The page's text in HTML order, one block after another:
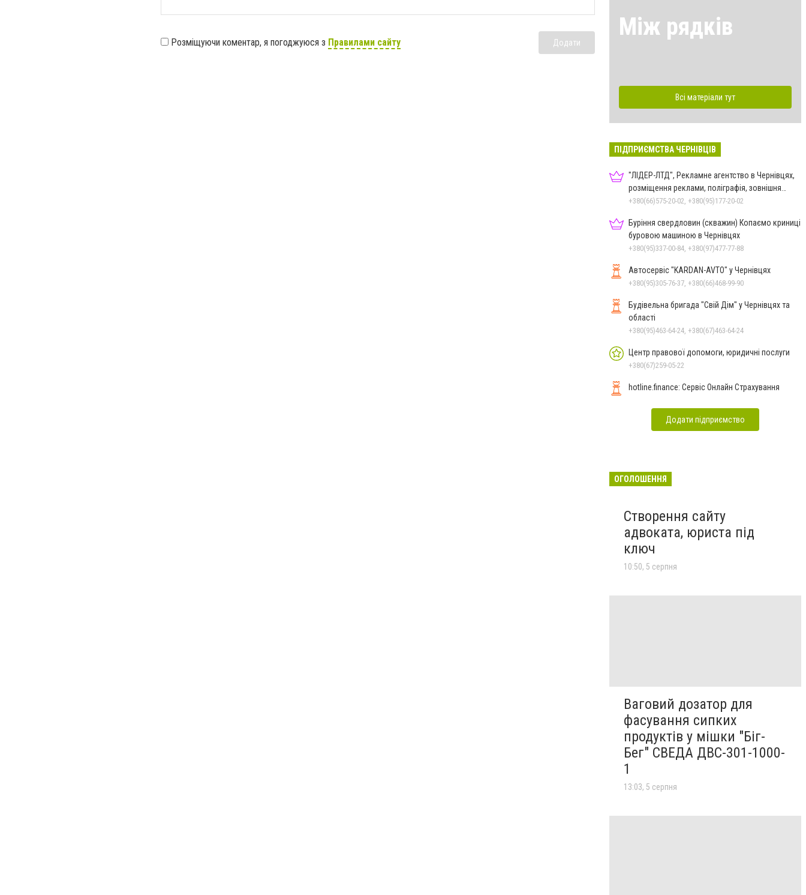
Розміщуючи коментар, я погоджуюся з Правилами сайту Додати
Між рядків
Всі матеріали тут
ПІДПРИЄМСТВА ЧЕРНІВЦІВ
"ЛІДЕР-ЛТД", Рекламне агентство в Чернівцях,
розміщення реклами, поліграфія, зовнішня
реклама
+380(66)575-20-02, +380(95)177-20-02
Буріння свердловин (скважин) Копаємо криниці
буровою машиною в Чернівцях
+380(95)337-00-84, +380(97)477-77-88
Автосервіс "KARDAN-AVTO" у Чернівцях
+380(95)305-76-37, +380(66)468-99-90
Будівельна бригада "Свій Дім" у Чернівцях та
області
+380(95)463-64-24, +380(67)463-64-24
Центр правової допомоги, юридичні послуги
+380(67)259-05-22
hotline.finance: Сервіс Онлайн Страхування
Додати підприємство
ОГОЛОШЕННЯ
Створення сайту
адвоката, юриста під
ключ
10:50, 5 серпня
Ваговий дозатор для
фасування сипких
продуктів у мішки "Біг-
Бег" СВЕДА ДВС-301-1000-
1
13:03, 5 серпня